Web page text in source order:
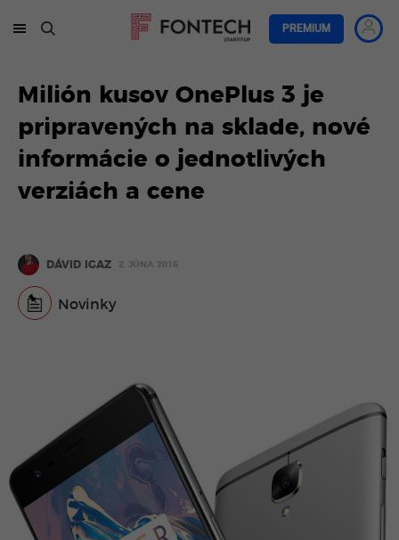
PREMIUM
Milión kusov OnePlus 3 je
pripravených na sklade, nové
informácie o jednotlivých
verziách a cene
DÁVID IGAZ 2. JÚNA 2016
Novinky